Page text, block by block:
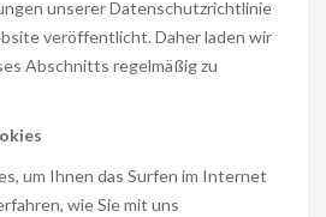
unserer Datenschutzrichtlinie
veröffentlicht. Daher laden wir
Abschnitts regelmäßig zu
um Ihnen das Surfen im Internet
wie Sie mit uns